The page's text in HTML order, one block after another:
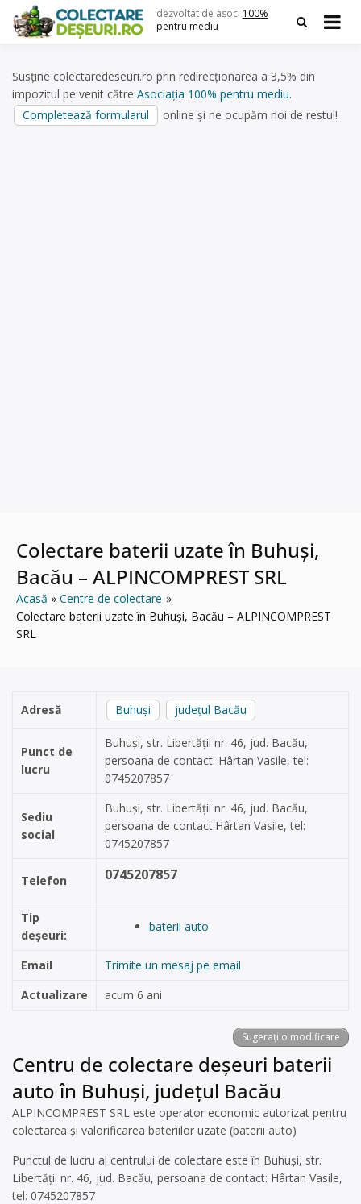
content
dezvoltat de asoc. 100%
pentru mediu
Susține colectaredeseuri.ro prin redirecționarea a 3,5% din
impozitul pe venit către Asociația 100% pentru mediu.
Completează formularul
online și ne ocupăm noi de restul!
Colectare baterii uzate în Buhuși,
Bacău – ALPINCOMPREST SRL
Acasă
Centre de colectare
Colectare baterii uzate în Buhuși, Bacău – ALPINCOMPREST
SRL
Adresă Buhuși județul Bacău
Punct de
lucru
Buhuşi, str. Libertăţii nr. 46, jud. Bacău,
persoana de contact: Hârtan Vasile, tel:
0745207857
Sediu
social
Buhuşi, str. Libertăţii nr. 46, jud. Bacău,
persoana de contact:Hârtan Vasile, tel:
0745207857
Telefon 0745207857
Tip
deșeuri:
baterii auto
Email
Trimite un mesaj pe email
Actualizare
acum 6 ani
Sugerați o modificare
Centru de colectare deșeuri baterii
auto în Buhuși, județul Bacău
ALPINCOMPREST SRL este operator economic autorizat pentru
colectarea și valorificarea bateriilor uzate (baterii auto)
Punctul de lucru al centrului de colectare este în Buhuşi, str.
Libertăţii nr. 46, jud. Bacău, persoana de contact: Hârtan Vasile,
tel: 0745207857